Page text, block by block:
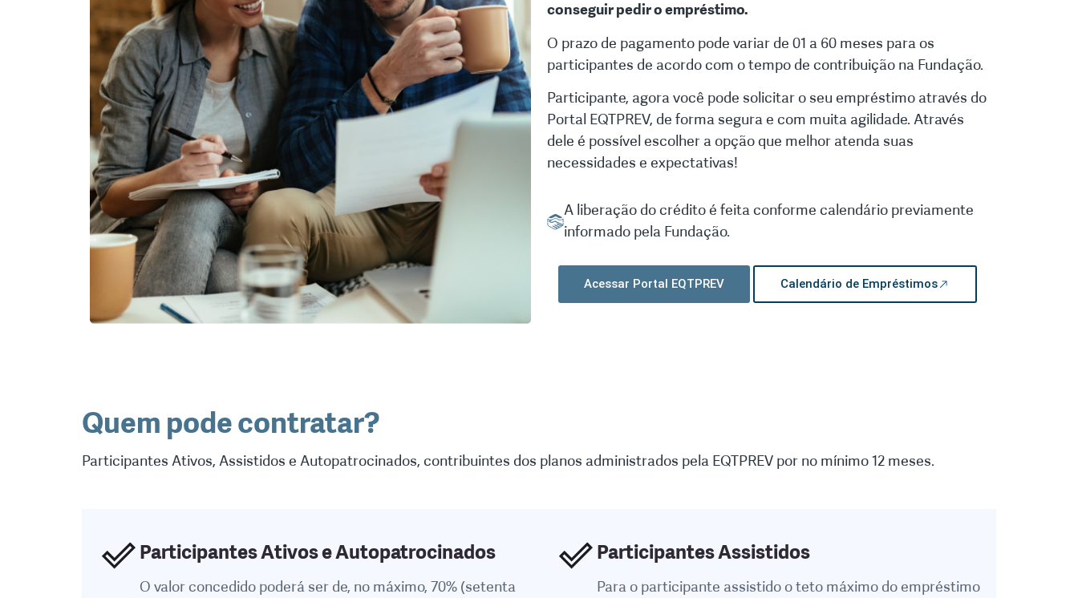
conseguir pedir o empréstimo.
O prazo de pagamento pode variar de 01 a 60 meses para os
participantes de acordo com o tempo de contribuição na Fundação.
Participante, agora você pode solicitar o seu empréstimo através do
Portal EQTPREV, de forma segura e com muita agilidade. Através
dele é possível escolher a opção que melhor atenda suas
necessidades e expectativas!
A liberação do crédito é feita conforme calendário previamente
informado pela Fundação.
Acessar Portal EQTPREV Calendário de Empréstimos
Quem pode contratar?
Participantes Ativos, Assistidos e Autopatrocinados, contribuintes dos planos administrados pela EQTPREV por no mínimo 12 meses.
Participantes Ativos e Autopatrocinados
O valor concedido poderá ser de, no máximo, 70% (setenta
Participantes Assistidos
Para o participante assistido o teto máximo do empréstimo